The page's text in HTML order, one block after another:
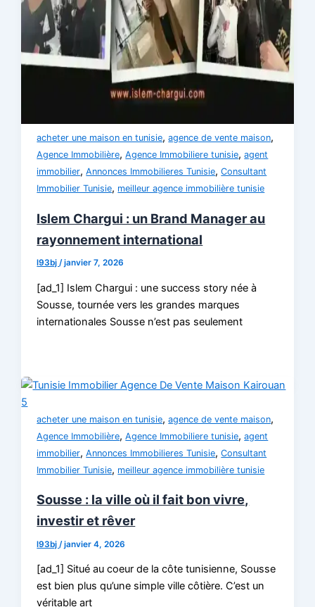
acheter une maison en tunisie,agence de vente maison,
Agence Immobilière,Agence Immobiliere tunisie,agent
immobilier,Annonces Immobilieres Tunisie,Consultant
Immobilier Tunisie, meilleur agence immobilière tunisie
Islem Chargui : un Brand Manager au
rayonnement international
l93bj/janvier 7, 2026
[ad_1] Islem Chargui : une success story née à
Sousse, tournée vers les grandes marques
internationales Sousse n’est pas seulement
acheter une maison en tunisie,agence de vente maison,
Agence Immobilière,Agence Immobiliere tunisie,agent
immobilier,Annonces Immobilieres Tunisie,Consultant
Immobilier Tunisie, meilleur agence immobilière tunisie
Sousse : la ville où il fait bon vivre,
investir et rêver
l93bj /janvier 4, 2026
[ad_1] Situé au coeur de la côte tunisienne, Sousse
est bien plus qu’une simple ville côtière. C’est un
véritable art